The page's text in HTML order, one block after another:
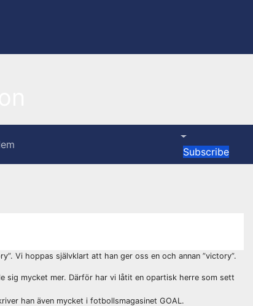
Subscribe
Vi hoppas självklart att han ger oss en och annan ”victory”.
sig mycket mer. Därför har vi låtit en opartisk herre som sett
han även mycket i fotbollsmagasinet GOAL.